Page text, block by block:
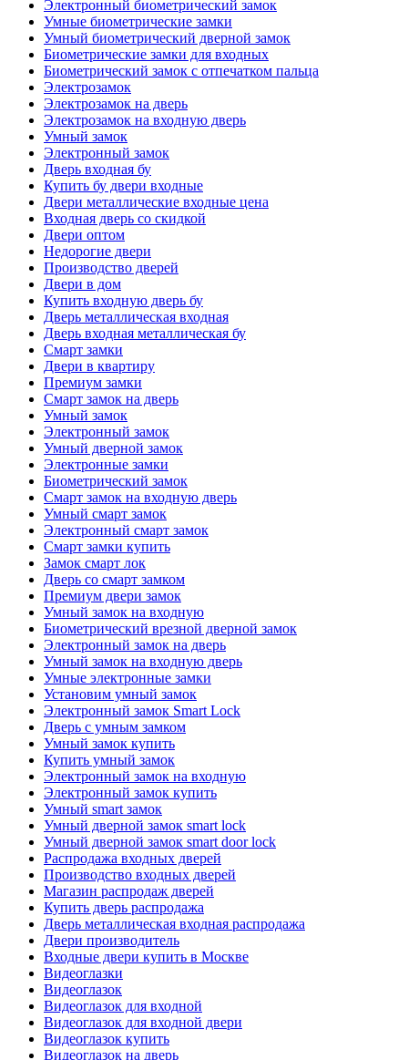
Электронный биометрический замок
Умные биометрические замки
Умный биометрический дверной замок
Биометрические замки для входных
Биометрический замок с отпечатком пальца
Электрозамок
Электрозамок на дверь
Электрозамок на входную дверь
Умный замок
Электронный замок
Дверь входная бу
Купить бу двери входные
Двери металлические входные цена
Входная дверь со скидкой
Двери оптом
Недорогие двери
Производство дверей
Двери в дом
Купить входную дверь бу
Дверь металлическая входная
Дверь входная металлическая бу
Смарт замки
Двери в квартиру
Премиум замки
Смарт замок на дверь
Умный замок
Электронный замок
Умный дверной замок
Электронные замки
Биометрический замок
Смарт замок на входную дверь
Умный смарт замок
Электронный смарт замок
Смарт замки купить
Замок смарт лок
Дверь со смарт замком
Премиум двери замок
Умный замок на входную
Биометрический врезной дверной замок
Электронный замок на дверь
Умный замок на входную дверь
Умные электронные замки
Установим умный замок
Электронный замок Smart Lock
Дверь с умным замком
Умный замок купить
Купить умный замок
Электронный замок на входную
Электронный замок купить
Умный smart замок
Умный дверной замок smart lock
Умный дверной замок smart door lock
Распродажа входных дверей
Производство входных дверей
Магазин распродаж дверей
Купить дверь распродажа
Дверь металлическая входная распродажа
Двери производитель
Входные двери купить в Москве
Видеоглазки
Видеоглазок
Видеоглазок для входной
Видеоглазок для входной двери
Видеоглазок купить
Видеоглазок на дверь